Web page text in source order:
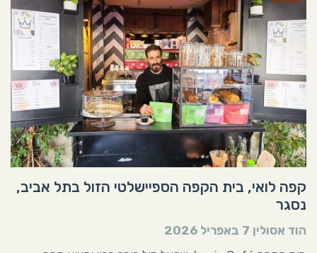
קפה לואי, בית הקפה הספיישלטי הזול בתל אביב,
נסגר
הוד אסולין 7 באפריל 2026